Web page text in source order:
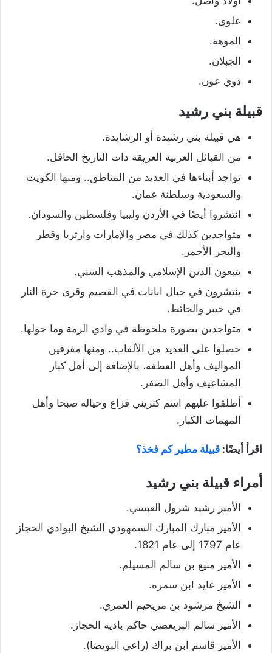
علوى.
الموهة.
الجبلان.
ذوي عون.
قبيلة بني رشيد
هي قبيلة بني رشيدة أو الرشايدة.
من القبائل العربية العريقة ذات التاريخ الحافل.
تواجد أبناءها في العديد من المناطق.. ومنها الكويت
والسعودية وسلطنة عمان.
انتشروا أيضًا في الأردن وليبيا وفلسطين والسودان.
متواجدين كذلك في مصر والإمارات وارتريا وقطر
والبحر الأحمر.
يتبعون الدين الإسلامي والمذهب السني.
ينتشرون في جبال ابانات في القصيم وقرى حرة النار
في خيبر والحائط.
متواجدين بصورة ملحوظة في وادي الرمة وما حولها.
حصلوا على العديد من الألقاب.. ومنها مفرقين
المواليف وأهل العطفة، بالإضافة إلى أهل كبار
المشاعيف وأهل الضفر.
أطلقوا عليهم اسم كثريني فزاع وحيالة صبحا وأهل
المهمات الكبار.
اقرأ أيضًا: قبيلة مطير كم فخذ؟
أمراء قبيلة بني رشيد
الأمير رشيد شرول العبسي.
الأمير مبارك المبارك السمهودي الشيخ البوادي الحجاز
عام 1797 إلى عام 1821.
الأمير منيع بن سالم المسيلم.
الأمير عايد ابن سمره.
الشيخ مرشود بن مريحيم العمري.
الأمير سالم البريعصي حاكم بادية الحجاز.
الأمير قاسم ابن براك (راعي البويضا).